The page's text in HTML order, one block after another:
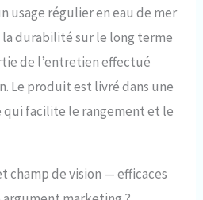
fenêtre intégrée
espace de vue. Ce
très apprécié pour son
et ses excellentes
sous-marin ou
de plongée relaxante, il
usage régulier en eau de mer
durabilité sur le long terme
de l’entretien effectué
Le produit est livré dans une
facilite le rangement et le
champ de vision — efficaces